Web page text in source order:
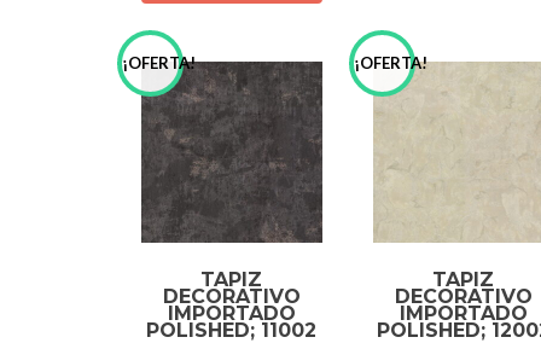
¡OFERTA!
TAPIZ
DECORATIVO
IMPORTADO
POLISHED; 11002
¡OFERTA!
TAPIZ
DECORATIVO
IMPORTADO
POLISHED;